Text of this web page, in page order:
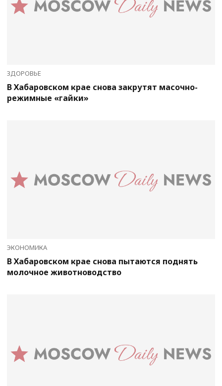
ЗДОРОВЬЕ
В Хабаровском крае снова закрутят масочно-
режимные «гайки»
ЭКОНОМИКА
В Хабаровском крае снова пытаются поднять
молочное животноводство